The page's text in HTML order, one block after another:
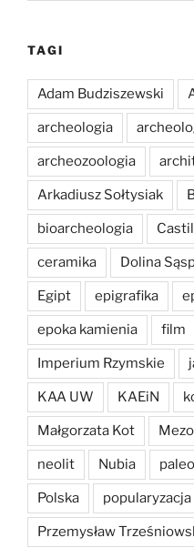
TAGI
Adam Budziszewski
archeologia
archeozoologia
Arkadiusz Sołtysiak
bioarcheologia
ceramika Dolina
Egipt epigrafika
epoka kamienia film
Imperium Rzymskie
KAA UW KAEiN
Małgorzata Kot
neolit Nubia
Polska popularyzacja
Przemysław